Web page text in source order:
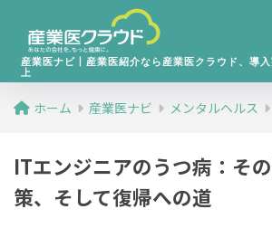
産業医ナビ丨産業医紹介なら産業医クラウド、導
上
ホーム 産業医ナビ メンタルヘルス
ITエンジニアのうつ病：そ
策、そして復帰への道